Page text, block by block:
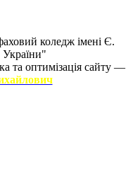
коледж імені Є.
та оптимізація сайту —